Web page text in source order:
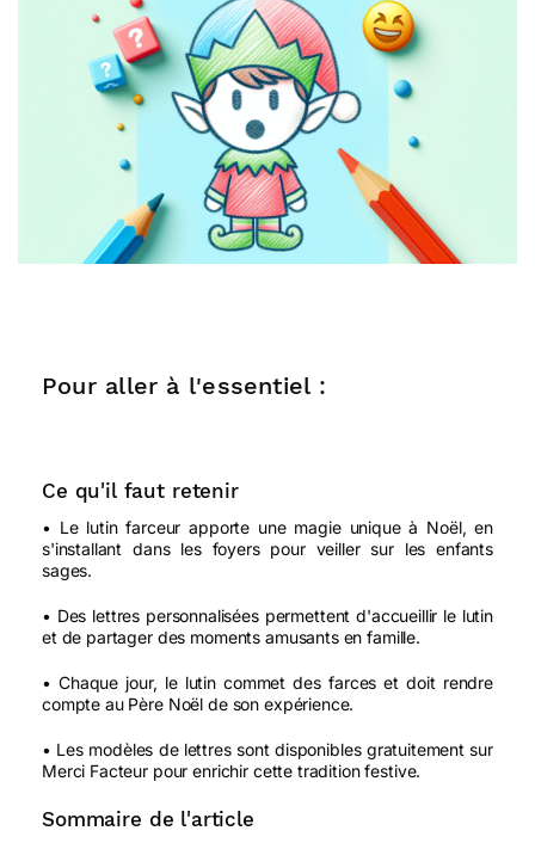
Pour aller à l'essentiel :
Ce qu'il faut retenir
• Le lutin farceur apporte une magie unique à Noël, en
s'installant dans les foyers pour veiller sur les enfants
sages.
• Des lettres personnalisées permettent d'accueillir le lutin
et de partager des moments amusants en famille.
• Chaque jour, le lutin commet des farces et doit rendre
compte au Père Noël de son expérience.
• Les modèles de lettres sont disponibles gratuitement sur
Merci Facteur pour enrichir cette tradition festive.
Sommaire de l'article